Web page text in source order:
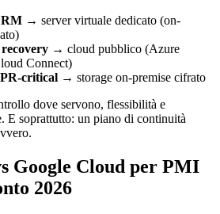
→ server virtuale dedicato (on-
→ cloud pubblico (Azure
Connect)
critical → storage on-premise cifrato
dove servono, flessibilità e
E soprattutto: un piano di continuità
Google Cloud per PMI
2026